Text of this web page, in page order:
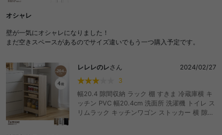
オシャレ
壁が一気にオシャレになりました！
まだ空きスペースがあるのでサイズ違いでもう一つ購入予定です。
レレレのレさん
2024/02/27
3
幅20.4 隙間収納 ラック 棚 すきま 冷蔵庫横 キ
ッチン PVC 幅20.4cm 洗面所 洗濯機 トイレ ス
リムラック キッチンワゴン ストッカー 横 隙間